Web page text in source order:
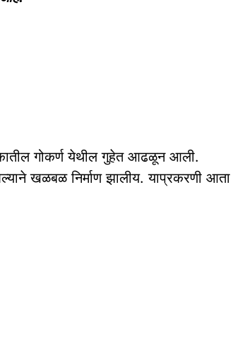
गोकर्ण येथील गुहेत आढळून आली.
खळबळ निर्माण झालीय. याप्रकरणी आता